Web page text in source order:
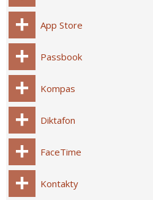
App Store
Passbook
Kompas
Diktafon
FaceTime
Kontakty